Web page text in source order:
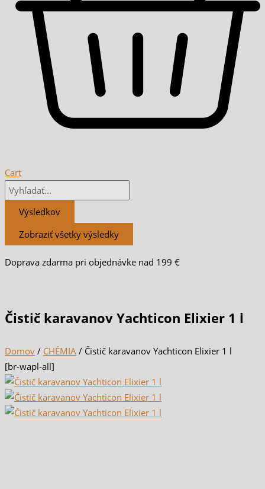
Cart
Výsledkov
Zobraziť všetky výsledky
Doprava zdarma pri objednávke nad 199 €
Čistič karavanov Yachticon Elixier 1 l
Domov / CHÉMIA / Čistič karavanov Yachticon Elixier 1 l
[br-wapl-all]